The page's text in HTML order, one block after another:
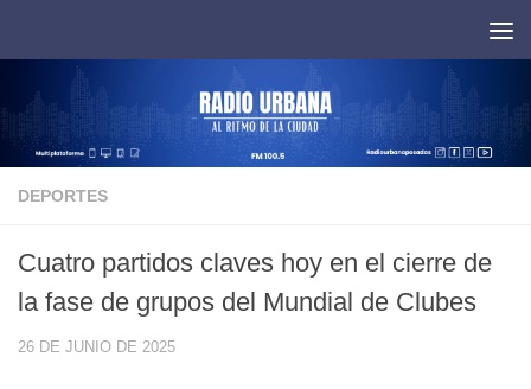
DEPORTES
Cuatro partidos claves hoy en el cierre de
la fase de grupos del Mundial de Clubes
26 DE JUNIO DE 2025